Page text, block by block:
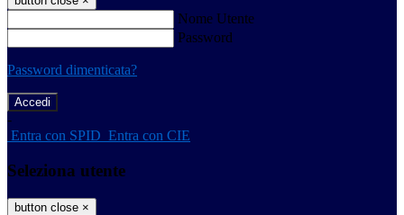
Nome Utente
Password
Password dimenticata?
-
Entra con SPID Entra con CIE
Seleziona utente
button close ×